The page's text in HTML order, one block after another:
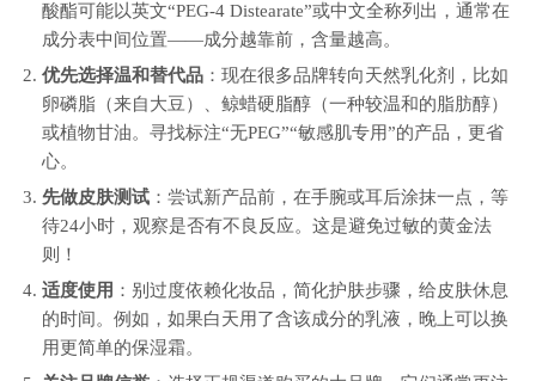
酸酯可能以英文“PEG-4 Distearate”或中文全称列出，通常在
成分表中间位置——成分越靠前，含量越高。
优先选择温和替代品 ：现在很多品牌转向天然乳化剂，比如
卵磷脂（来自大豆）、鲸蜡硬脂醇（一种较温和的脂肪醇）
或植物甘油。寻找标注“无PEG”“敏感肌专用”的产品，更省
心。
先做皮肤测试 ：尝试新产品前，在手腕或耳后涂抹一点，等
待24小时，观察是否有不良反应。这是避免过敏的黄金法
则！
适度使用 ：别过度依赖化妆品，简化护肤步骤，给皮肤休息
的时间。例如，如果白天用了含该成分的乳液，晚上可以换
用更简单的保湿霜。